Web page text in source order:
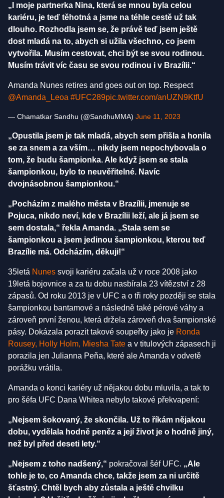
„I moje partnerka Nina, která se mnou byla celou
kariéru, je teď těhotná a jsme na téhle cestě už tak
dlouho. Rozhodla jsem se, že právě teď jsem ještě
dost mladá na to, abych si užila všechno, co jsem
vytvořila. Musím cestovat, chci být se svou rodinou.
Musím trávit víc času se svou rodinou i v Brazílii.“
Amanda Nunes retires and goes out on top. Respect
@Amanda_Leoa #UFC289pic.twitter.com/anUZN9KtfU
— Chamatkar Sandhu (@SandhuMMA) June 11, 2023
„Opustila jsem je tak mladá, abych sem přišla a honila
se za snem a za vším… nikdy jsem nepochybovala o
tom, že budu šampionka. Ale když jsem se stala
šampionkou, bylo to neuvěřitelné. Navíc
dvojnásobnou šampionkou.“
„Pocházím z malého města v Brazílii, jmenuje se
Pojuca, nikdo neví, kde v Brazílii leží, ale já jsem se
sem dostala,“ řekla Amanda. „Stala sem se
šampionkou a jsem jedinou šampionkou, kterou teď
Brazílie má. Odcházím, děkuji!“
35letá Nunes svoji kariéru začala už v roce 2008 jako
19letá bojovnice a za tu dobu nasbírala 23 vítězství z 28
zápasů. Od roku 2013 je v UFC a o tři roky později se stala
šampionkou bantamové a následně také pérové váhy a
zároveň první ženou, která držela zároveň dva šampionské
pásy. Dokázala porazit takové soupeřky jako je Ronda
Rousey, Holly Holm, Miesha Tate a v titulových zápasech ji
porazila jen Julianna Peňa, které ale Amanda v odvetě
porážku vrátila.
Amanda o konci kariéry už nějakou dobu mluvila, a tak to
pro šéfa UFC Dana Whitea nebylo takové překvapení:
„Nejsem šokovaný, že skončila. Už to říkám nějakou
dobu, vydělala hodně peněz a její život je o hodně jiný,
než byl před deseti lety.“
„Nejsem z toho nadšený,“ pokračoval šéf UFC. „Ale
tohle je to, co Amanda chce, takže jsem za ni určitě
šťastný. Chtěl bych aby zůstala a ještě chvilku